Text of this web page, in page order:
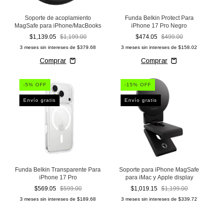
Soporte de acoplamiento
MagSafe para iPhone/MacBooks
$1,139.05 $1,199.00
3 meses sin intereses de $379.68
Funda Belkin Protect Para
iPhone 17 Pro Negro
$474.05 $499.00
3 meses sin intereses de $158.02
-5% OFF
Envío gratis
Funda Belkin Transparente Para
iPhone 17 Pro
$569.05 $599.00
3 meses sin intereses de $189.68
-15% OFF
Envío gratis
Soporte para iPhone MagSafe
para iMac y Apple display
$1,019.15 $1,199.00
3 meses sin intereses de $339.72